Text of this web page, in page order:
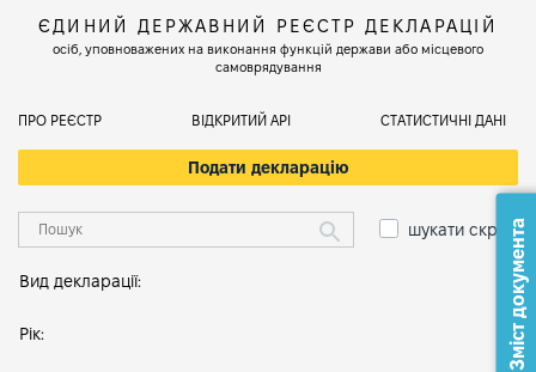
ЄДИНИЙ ДЕРЖАВНИЙ РЕЄСТР ДЕКЛАРАЦІЙ
осіб, уповноважених на виконання функцій держави або місцевого
самоврядування
ПРО РЕЄСТР ВІДКРИТИЙ АРІ СТАТИСТИЧНІ ДАНІ
Подати декларацію
шукати скрізь
Вид декларації:
Рік: Зміст документа